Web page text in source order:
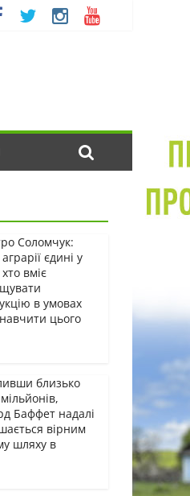
Соломчук:
єдині у
хто вміє
в умовах
цього
близько
Баффет надалі
вірним
шляху в